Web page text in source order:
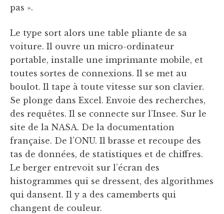
pas ».
Le type sort alors une table pliante de sa
voiture. Il ouvre un micro-ordinateur
portable, installe une imprimante mobile, et
toutes sortes de connexions. Il se met au
boulot. Il tape à toute vitesse sur son clavier.
Se plonge dans Excel. Envoie des recherches,
des requêtes. Il se connecte sur l’Insee. Sur le
site de la NASA. De la documentation
française. De l’ONU. Il brasse et recoupe des
tas de données, de statistiques et de chiffres.
Le berger entrevoit sur l’écran des
histogrammes qui se dressent, des algorithmes
qui dansent. Il y a des camemberts qui
changent de couleur.